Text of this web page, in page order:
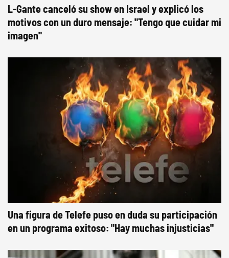
L-Gante canceló su show en Israel y explicó los
motivos con un duro mensaje: "Tengo que cuidar mi
imagen"
Una figura de Telefe puso en duda su participación
en un programa exitoso: "Hay muchas injusticias"